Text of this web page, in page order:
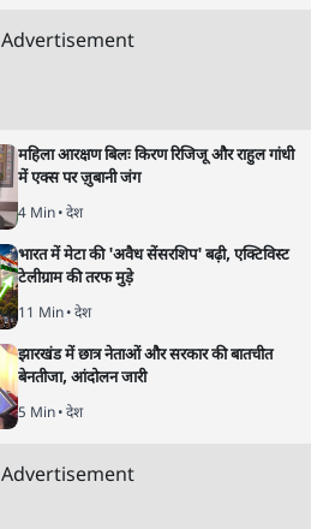
Advertisement
महिला आरक्षण बिलः किरण रिजिजू और राहुल गांधी
में एक्स पर ज़ुबानी जंग
4 Min• देश
भारत में मेटा की 'अवैध सेंसरशिप' बढ़ी, एक्टिविस्ट
टेलीग्राम की तरफ मुड़े
11 Min• देश
झारखंड में छात्र नेताओं और सरकार की बातचीत
बेनतीजा, आंदोलन जारी
5 Min• देश
Advertisement